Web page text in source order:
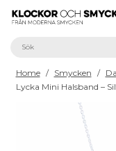
Home / Smycken /
Lycka Mini Halsband –